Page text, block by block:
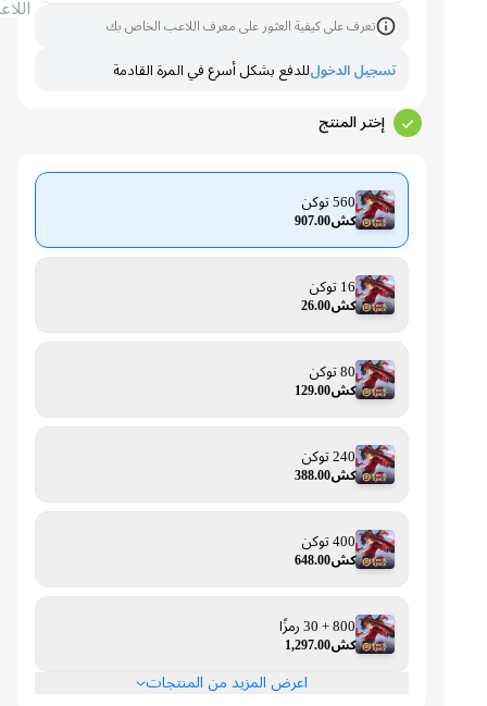
اللاعب
تعرف على كيفية العثور على معرف اللاعب الخاص بك
تسجيل الدخول للدفع بشكل أسرع في المرة القادمة
إختر المنتج
560 توكن
كش907.00
16 توكن
كش26.00
80 توكن
كش129.00
240 توكن
كش388.00
400 توكن
كش648.00
800 + 30 رمزًا
كش1,297.00
اعرض المزيد من المنتجات